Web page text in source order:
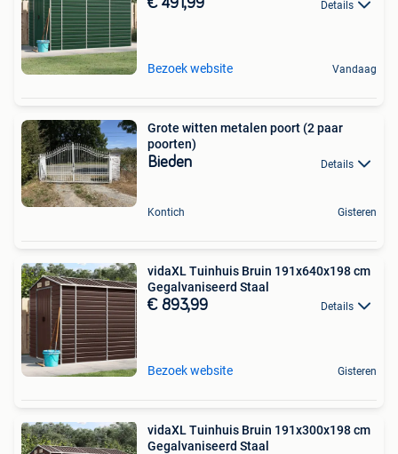
€ 491,99 Details
Bezoek website Vandaag
Grote witten metalen poort (2 paar
poorten)
Bieden Details
Kontich Gisteren
vidaXL Tuinhuis Bruin 191x640x198 cm
Gegalvaniseerd Staal
€ 893,99 Details
Bezoek website Gisteren
vidaXL Tuinhuis Bruin 191x300x198 cm
Gegalvaniseerd Staal